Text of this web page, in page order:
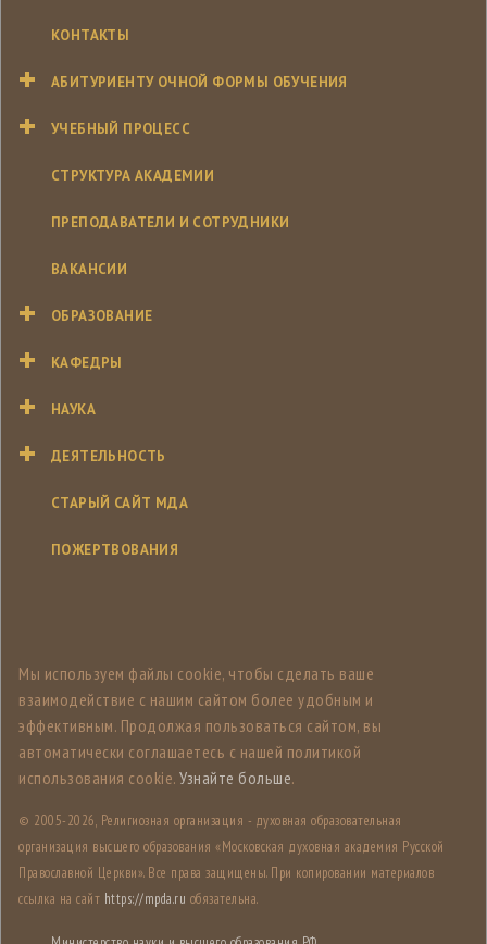
КОНТАКТЫ
АБИТУРИЕНТУ ОЧНОЙ ФОРМЫ ОБУЧЕНИЯ
УЧЕБНЫЙ ПРОЦЕСС
СТРУКТУРА АКАДЕМИИ
ПРЕПОДАВАТЕЛИ И СОТРУДНИКИ
ВАКАНСИИ
ОБРАЗОВАНИЕ
КАФЕДРЫ
НАУКА
ДЕЯТЕЛЬНОСТЬ
СТАРЫЙ САЙТ МДА
ПОЖЕРТВОВАНИЯ
Мы используем файлы cookie, чтобы сделать ваше
взаимодействие с нашим сайтом более удобным и
эффективным. Продолжая пользоваться сайтом, вы
автоматически соглашаетесь с нашей политикой
использования cookie. Узнайте больше.
© 2005-2026, Религиозная организация - духовная образовательная
организация высшего образования «Московская духовная академия Русской
Православной Церкви». Все права защищены. При копировании материалов
ссылка на сайт https://mpda.ru обязательна.